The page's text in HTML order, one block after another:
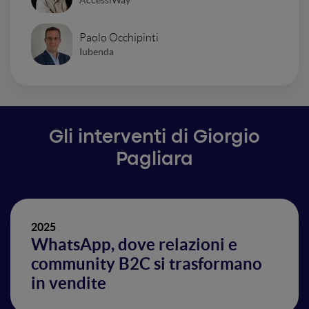
Paolo Occhipinti
Iubenda
Gli interventi di Giorgio
Pagliara
2025
WhatsApp, dove relazioni e
community B2C si trasformano
in vendite